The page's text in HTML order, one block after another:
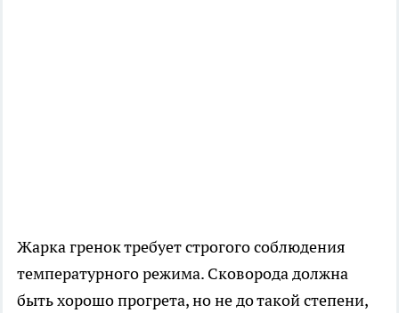
Жарка гренок требует строгого соблюдения
температурного режима. Сковорода должна
быть хорошо прогрета, но не до такой степени,